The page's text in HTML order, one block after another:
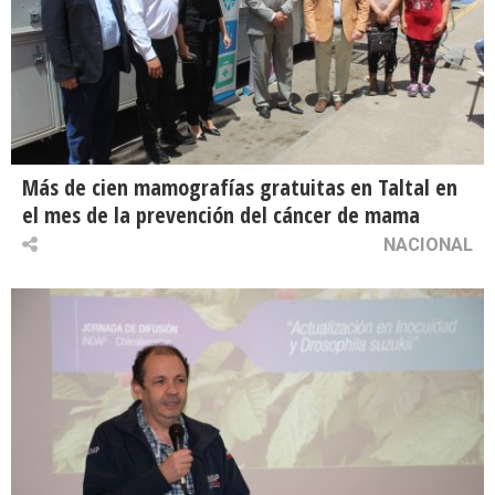
Más de cien mamografías gratuitas en Taltal en
el mes de la prevención del cáncer de mama
NACIONAL